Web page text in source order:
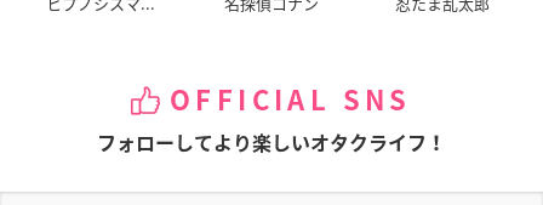
OFFICIAL SNS
フォローしてより楽しいオタクライフ！